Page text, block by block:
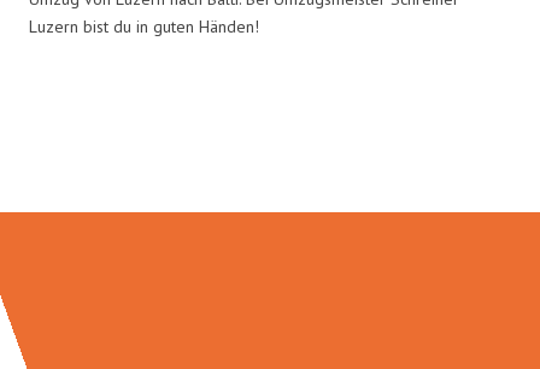
Luzern bist du in guten Händen!